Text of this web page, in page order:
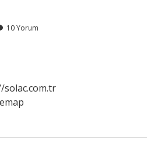
10 Yorum
solac.com.tr